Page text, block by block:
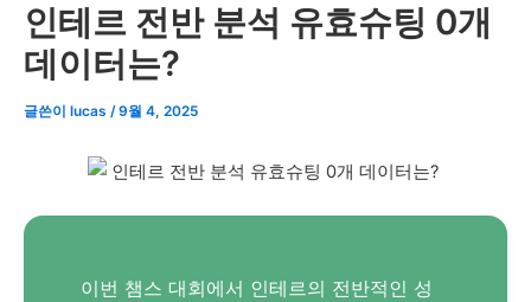
인테르 전반 분석 유효슈팅 0개
데이터는?
글쓴이 lucas /9월 4, 2025
이번 챔스 대회에서 인테르의 전반적인 성